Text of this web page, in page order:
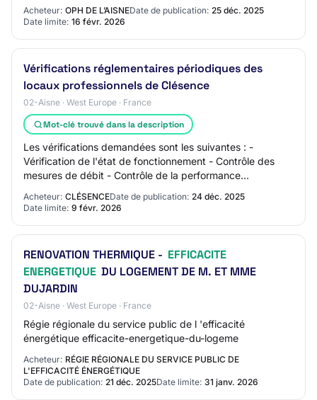
Acheteur: OPH DE L’AISNEDate de publication: 25 déc. 2025
Date limite: 16 févr. 2026
Vérifications réglementaires périodiques des
locaux professionnels de Clésence
02-Aisne · West Europe · France
Mot-clé trouvé dans la description
Les vérifications demandées sont les suivantes : -
Vérification de l'état de fonctionnement - Contrôle des
mesures de débit - Contrôle de la performance
énergétique - Contrôle des organes de sécurité…
Acheteur: CLÉSENCEDate de publication: 24 déc. 2025
Date limite: 9 févr. 2026
RENOVATION THERMIQUE - EFFICACITE
ENERGETIQUE DU LOGEMENT DE M. ET MME
DUJARDIN
02-Aisne · West Europe · France
Régie régionale du service public de l 'efficacité
énergétique efficacite-energetique-du-logeme
Acheteur: RÉGIE RÉGIONALE DU SERVICE PUBLIC DE
L'EFFICACITÉ ÉNERGÉTIQUE
Date de publication: 21 déc. 2025Date limite: 31 janv. 2026